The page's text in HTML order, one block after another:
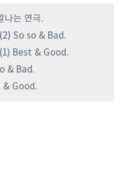
나는 연극.
So so & Bad.
Best & Good.
& Bad.
& Good.